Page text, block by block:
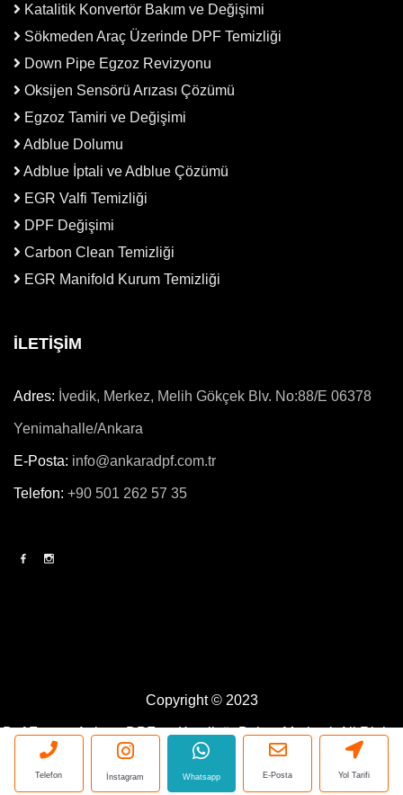
Telefon İnstagram Whatsapp E-Posta Yol Tarifi
Katalitik Konvertör Bakım ve Değişimi
Sökmeden Araç Üzerinde DPF Temizliği
Down Pipe Egzoz Revizyonu
Oksijen Sensörü Arızası Çözümü
Egzoz Tamiri ve Değişimi
Adblue Dolumu
Adblue İptali ve Adblue Çözümü
EGR Valfi Temizliği
DPF Değişimi
Carbon Clean Temizliği
EGR Manifold Kurum Temizliği
İLETİŞİM
Adres: İvedik, Merkez, Melih Gökçek Blv. No:88/E 06378
Yenimahalle/Ankara
E-Posta: info@ankaradpf.com.tr
Telefon: +90 501 262 57 35
Copyright © 2023
Dpf Force - Ankara DPF ve Katalizör Bakım Merkezi.All Rights